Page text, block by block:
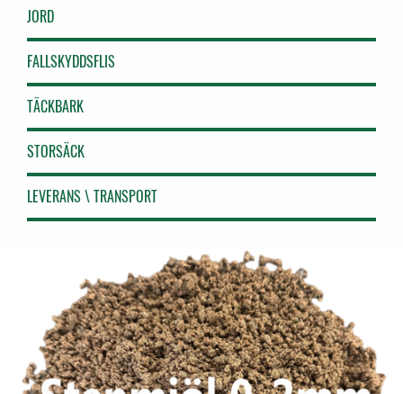
JORD
FALLSKYDDSFLIS
TÄCKBARK
STORSÄCK
LEVERANS \ TRANSPORT